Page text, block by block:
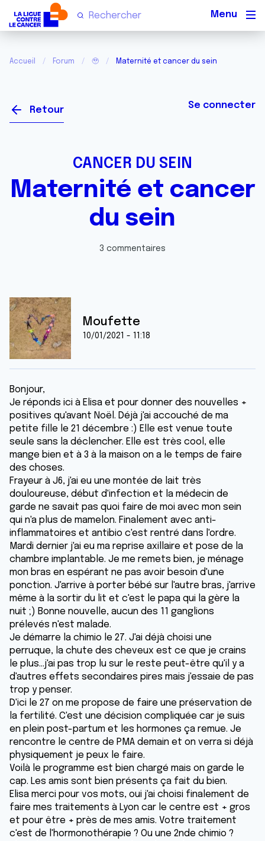
Accueil Forum 🥹 Maternité et cancer du sein
Retour Se connecter
CANCER DU SEIN
Maternité et cancer
du sein
3 commentaires
Moufette
10/01/2021 - 11:18
Bonjour,
Je réponds ici à Elisa et pour donner des nouvelles +
positives qu'avant Noël. Déjà j'ai accouché de ma
petite fille le 21 décembre :) Elle est venue toute
seule sans la déclencher. Elle est très cool, elle
mange bien et à 3 à la maison on a le temps de faire
des choses.
Frayeur à J6, j'ai eu une montée de lait très
douloureuse, début d'infection et la médecin de
garde ne savait pas quoi faire de moi avec mon sein
qui n'a plus de mamelon. Finalement avec anti-
inflammatoires et antibio c'est rentré dans l'ordre.
Mardi dernier j'ai eu ma reprise axillaire et pose de la
chambre implantable. Je me remets bien, je ménage
mon bras en espérant ne pas avoir besoin d'une
ponction. J'arrive à porter bébé sur l'autre bras, j'arrive
même à la sortir du lit et c'est le papa qui la gère la
nuit ;) Bonne nouvelle, aucun des 11 ganglions
prélevés n'est malade.
Je démarre la chimio le 27. J'ai déjà choisi une
perruque, la chute des cheveux est ce que je crains
le plus...j'ai pas trop lu sur le reste peut-être qu'il y a
d'autres effets secondaires pires mais j'essaie de pas
trop y penser.
D'ici le 27 on me propose de faire une préservation de
la fertilité. C'est une décision compliquée car je suis
en plein post-partum et les hormones ça remue. Je
rencontre le centre de PMA demain et on verra si déjà
physiquement je peux le faire.
Voilà le programme est bien chargé mais on garde le
cap. Les amis sont bien présents ça fait du bien.
Elisa merci pour vos mots, oui j'ai choisi finalement de
faire mes traitements à Lyon car le centre est + gros
et pour être + près de mes amis. Votre traitement
c'est de l'hormonothérapie ? Ou une 2nde chimio ?